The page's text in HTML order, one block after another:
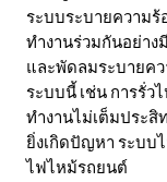
ระบบระบายความ
ทำงานร่วมกันอย่า
และพัดลมระบายค
ระบบนี้ เช่น การรั่
ทำงานไม่เต็มประสิ
ยิ่งเกิดปัญหา ระบบ
ไฟไหม้รถยนต์